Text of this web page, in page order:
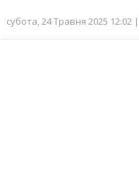
субота, 24 Травня 2025 12:02